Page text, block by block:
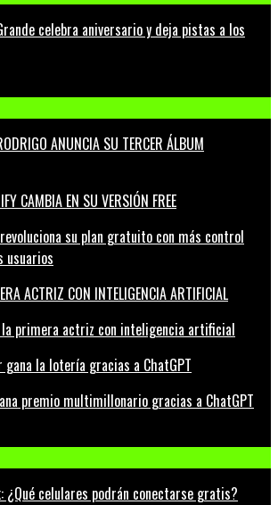
celebra aniversario y deja pistas a los
ANUNCIA SU TERCER ÁLBUM
su plan gratuito con más control
usuarios
la primera actriz con inteligencia artificial
premio multimillonario gracias a ChatGPT
¿Qué celulares podrán conectarse gratis?